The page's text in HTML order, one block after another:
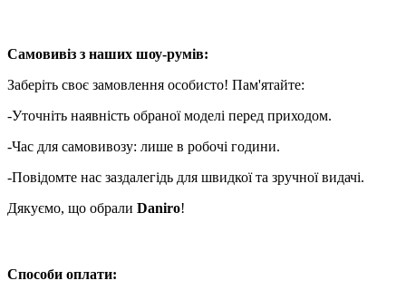
Самовивіз з наших шоу-румів:
Заберіть своє замовлення особисто! Пам'ятайте:
-Уточніть наявність обраної моделі перед приходом.
-Час для самовивозу: лише в робочі години.
-Повідомте нас заздалегідь для швидкої та зручної видачі.
Дякуємо, що обрали Daniro!
Способи оплати: